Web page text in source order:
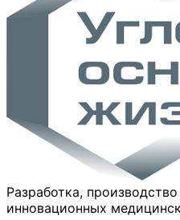
1010
Разработка,
инновационных